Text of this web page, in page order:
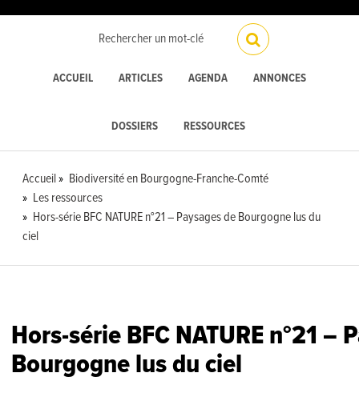
ACCUEIL ARTICLES AGENDA ANNONCES
DOSSIERS RESSOURCES
Accueil
Biodiversité en Bourgogne-Franche-Comté
Les ressources
Hors-série BFC NATURE n°21 – Paysages de Bourgogne lus du
ciel
Hors-série BFC NATURE n°21 –
Bourgogne lus du ciel